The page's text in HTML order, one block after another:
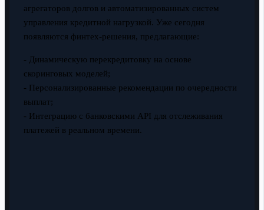
агрегаторов долгов и автоматизированных систем
управления кредитной нагрузкой. Уже сегодня
появляются финтех-решения, предлагающие:
- Динамическую перекредитовку на основе
скоринговых моделей;
- Персонализированные рекомендации по очередности
выплат;
- Интеграцию с банковскими API для отслеживания
платежей в реальном времени.